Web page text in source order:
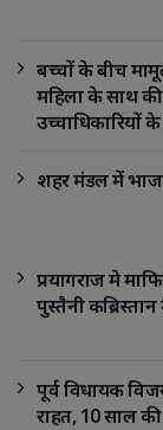
बच्चों के बीच
महिला के साथ
उच्चाधिकारियों
शहर मंडल में
प्रयागराज मे
पुस्तैनी
पूर्व विधायक
राहत, 10 साल